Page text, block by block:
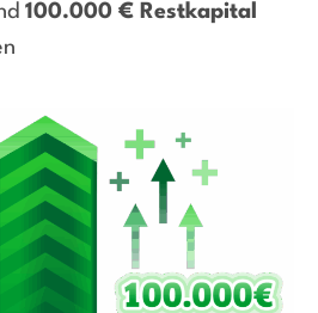
100.000 € Restkapital